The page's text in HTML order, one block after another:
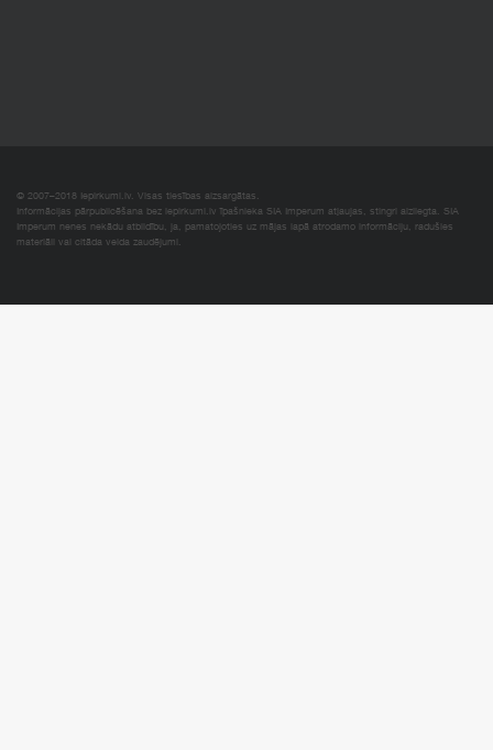
© 2007–2018 Iepirkumi.lv. Visas tiesības aizsargātas.
Informācijas pārpublicēšana bez iepirkumi.lv īpašnieka SIA Imperum atļaujas, stingri aizliegta. SIA
Imperum nenes nekādu atbildību, ja, pamatojoties uz mājas lapā atrodamo informāciju, radušies
materiāli vai citāda veida zaudējumi.